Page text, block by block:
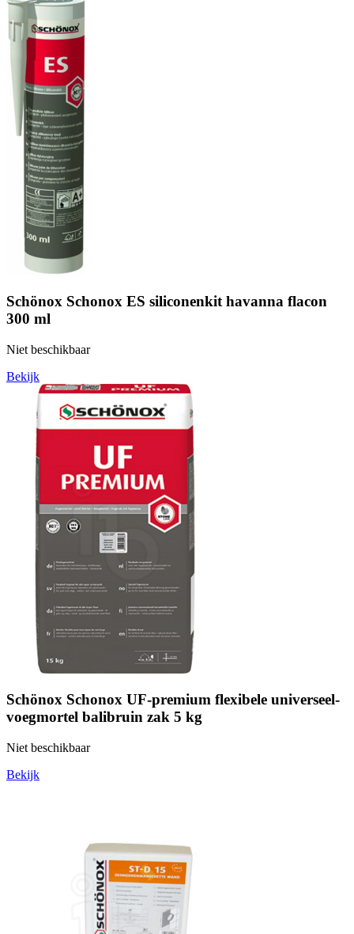
Schönox Schonox ES siliconenkit havanna flacon
300 ml
Niet beschikbaar
Bekijk
Schönox Schonox UF-premium flexibele universeel-
voegmortel balibruin zak 5 kg
Niet beschikbaar
Bekijk